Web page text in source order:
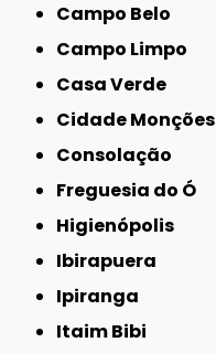
Campo Belo
Campo Limpo
Casa Verde
Cidade Monções
Consolação
Freguesia do Ó
Higienópolis
Ibirapuera
Ipiranga
Itaim Bibi